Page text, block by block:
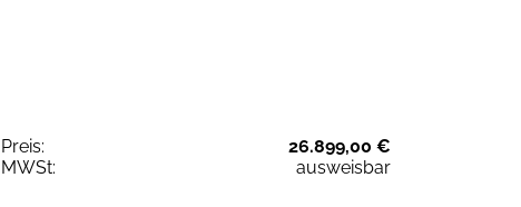
Preis:
26.899,00 €
MWSt:
ausweisbar